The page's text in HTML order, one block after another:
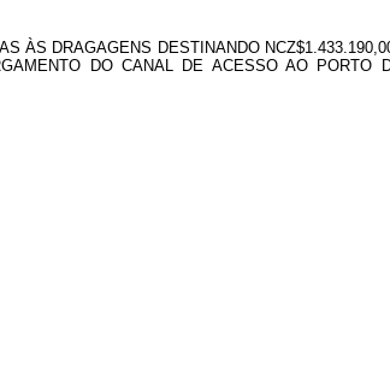
ÀS DRAGAGENS DESTINANDO
DO CANAL DE ACESSO AO